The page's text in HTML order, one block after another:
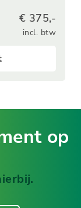
€ 375,-
incl. btw
op